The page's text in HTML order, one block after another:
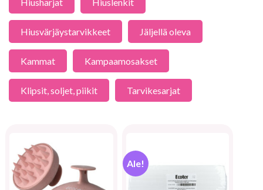
Hiusvärjäystarvikkeet Jäljellä oleva
Kammat Kampaamosakset
Klipsit, soljet, piikit Tarvikesarjat
Ale!